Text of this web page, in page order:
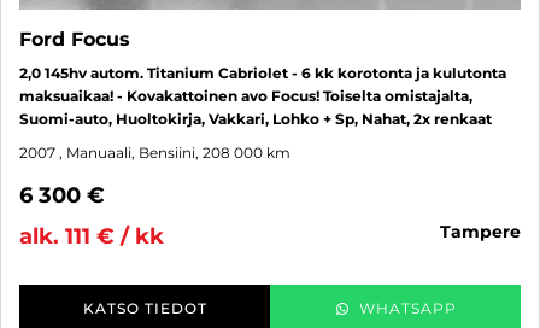
Ford Focus
2,0 145hv autom. Titanium Cabriolet - 6 kk korotonta ja kulutonta
maksuaikaa! - Kovakattoinen avo Focus! Toiselta omistajalta,
Suomi-auto, Huoltokirja, Vakkari, Lohko + Sp, Nahat, 2x renkaat
2007 , Manuaali, Bensiini, 208 000 km
6 300 €
alk. 111 € / kk
tampere
KATSO TIEDOT WHATSAPP